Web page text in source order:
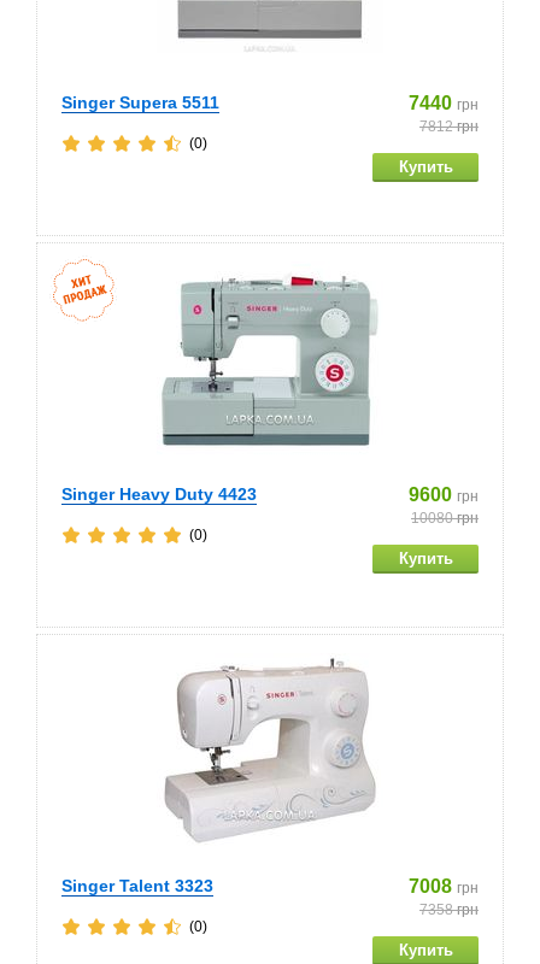
Singer Supera 5511 7440 грн
7812грн
(0)
Singer Heavy Duty 4423 9600 грн
10080грн
(0)
Singer Talent 3323 7008 грн
7358грн
(0)